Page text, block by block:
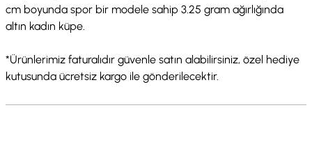
cm boyunda spor bir modele sahip 3.25 gram ağırlığında
altın kadın küpe.
*Ürünlerimiz faturalıdır güvenle satın alabilirsiniz, özel hediye
kutusunda ücretsiz kargo ile gönderilecektir.